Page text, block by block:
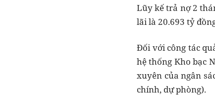
Lũy kế trả nợ 2
lãi là 20.693 tỷ
Đối với công tác
hệ thống Kho bạc
xuyên của ngân
chính, dự phòng).